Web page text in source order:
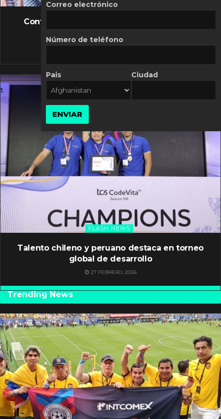
FLASH NEWS
Controversia de Mercado Libre por costos
10 MARZO, 2026
FLASH NEWS
Talento chileno y peruano destaca en torneo
global de desarrollo
27 FEBRERO, 2026
Trending News
Correo electrónico
Número de teléfono
Pais Ciudad
ENVIAR